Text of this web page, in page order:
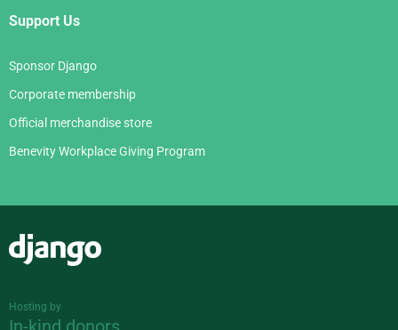
Support Us
Sponsor Django
Corporate membership
Official merchandise store
Benevity Workplace Giving Program
Hosting by